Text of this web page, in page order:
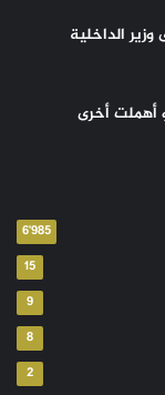
الداخلية
أهملت أخرى
6٬985
15
9
8
2